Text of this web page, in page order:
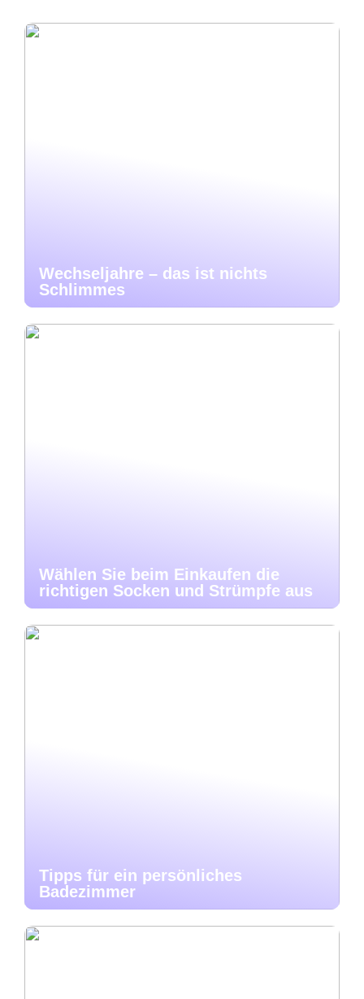
Wechseljahre – das ist nichts
Schlimmes
Wählen Sie beim Einkaufen die
richtigen Socken und Strümpfe aus
Tipps für ein persönliches
Badezimmer